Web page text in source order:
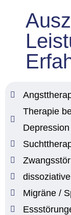
Therapie
Depression
Migräne /